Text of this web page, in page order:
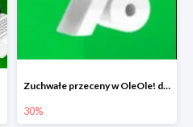
Zuchwałe przeceny w OleOle! do -30%
30%